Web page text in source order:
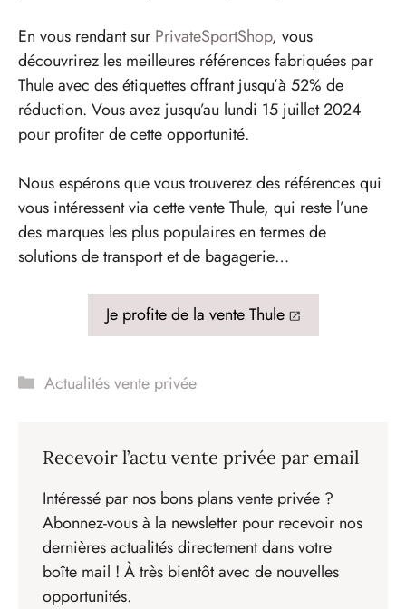
En vous rendant sur PrivateSportShop, vous
découvrirez les meilleures références fabriquées par
Thule avec des étiquettes offrant jusqu’à 52% de
réduction. Vous avez jusqu’au lundi 15 juillet 2024
pour profiter de cette opportunité.
Nous espérons que vous trouverez des références qui
vous intéressent via cette vente Thule, qui reste l’une
des marques les plus populaires en termes de
solutions de transport et de bagagerie…
Je profite de la vente Thule
Catégories
Actualités vente privée
Recevoir l’actu vente privée par email
Intéressé par nos bons plans vente privée ?
Abonnez-vous à la newsletter pour recevoir nos
dernières actualités directement dans votre
boîte mail ! À très bientôt avec de nouvelles
opportunités.